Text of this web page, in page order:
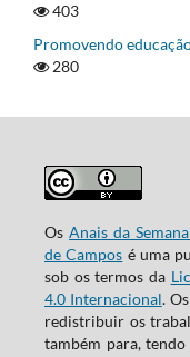
403
Promovendo
280
OsAnais da
de Campos é uma
sob os termos da
4.0 Internacional.
redistribuir os
também para,